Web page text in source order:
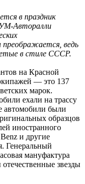
в праздник
Авторалли
ведь
в стиле СССР.
на Красной
— это 137
марок.
ехали на трассу
автомобили были
образцов
иностранного
и другие
Генеральный
мануфактура
звезды